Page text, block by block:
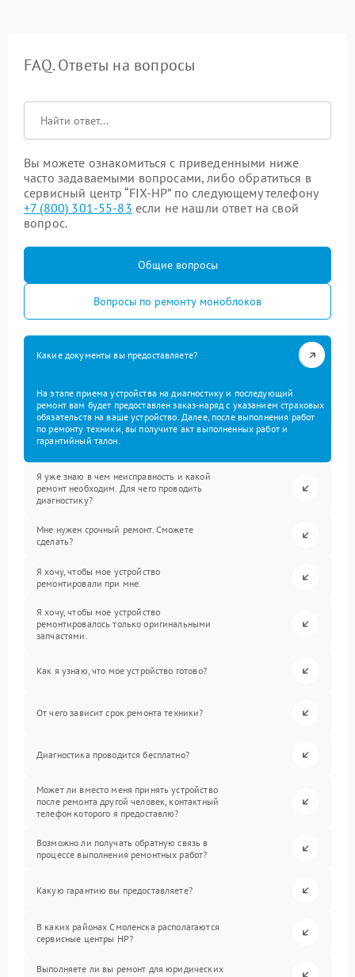
FAQ. Ответы на вопросы
Вы можете ознакомиться с приведенными ниже
часто задаваемыми вопросами, либо обратиться в
сервисный центр “FIX-HP” по следующему телефону
+7 (800) 301-55-83 если не нашли ответ на свой
вопрос.
Общие вопросы
Вопросы по ремонту моноблоков
Какие документы вы предоставляете?
На этапе приема устройства на диагностику и последующий
ремонт вам будет предоставлен заказ-наряд с указанием страховых
обязательств на ваше устройство. Далее, после выполнения работ
по ремонту техники, вы получите акт выполненных работ и
гарантийный талон.
Я уже знаю в чем неисправность и какой
ремонт необходим. Для чего проводить
диагностику?
Мне нужен срочный ремонт. Сможете
сделать?
Я хочу, чтобы мое устройство
ремонтировали при мне.
Я хочу, чтобы мое устройство
ремонтировалось только оригинальными
запчастями.
Как я узнаю, что мое устройство готово?
От чего зависит срок ремонта техники?
Диагностика проводится бесплатно?
Может ли вместо меня принять устройство
после ремонта другой человек, контактный
телефон которого я предоставлю?
Возможно ли получать обратную связь в
процессе выполнения ремонтных работ?
Какую гарантию вы предоставляете?
В каких районах Смоленска располагаются
сервисные центры HP?
Выполняете ли вы ремонт для юридических